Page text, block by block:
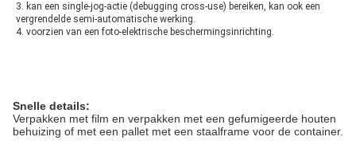
3. kan een single-jog-actie (debugging cross-use) bereiken, kan ook een
vergrendelde semi-automatische werking.
4. voorzien van een foto-elektrische beschermingsinrichting.
Snelle details:
Verpakken met film en verpakken met een gefumigeerde houten
behuizing of met een pallet met een staalframe voor de container.